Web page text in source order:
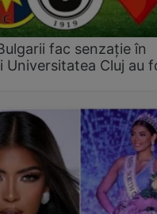
fac senzație în
Universitatea Cluj au